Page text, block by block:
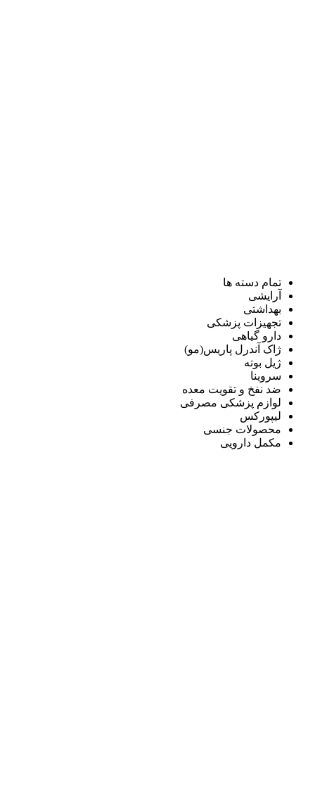
تمام دسته ها
آرایشی
بهداشتی
تجهیزات پزشکی
دارو گیاهی
ژاک آندرل پاریس(مو)
ژیل بوته
سروینا
ضد نفخ و تقویت معده
لوازم پزشکی مصرفی
لیپورکس
محصولات جنسی
مکمل دارویی